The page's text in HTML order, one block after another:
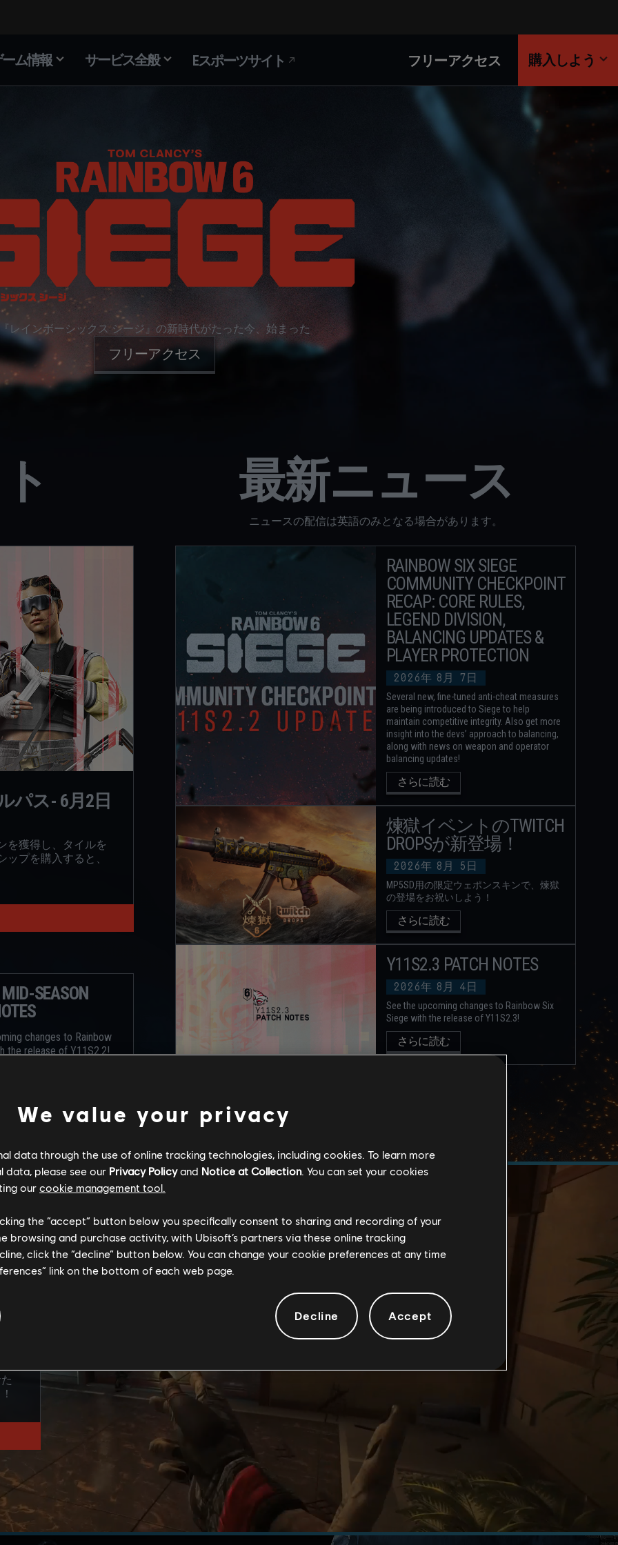
ム情報 サービス全般 Eスポーツサイト フリーアクセス 購入しよう
レインボーシックス シージ』の新時代がたった今、始まった
フリーアクセス
ルパス- 6月2日
を獲得し、タイルを
プを購入すると、
SEASON
changes to Rainbow
the release of Y11S2.2!
最新ニュース
ニュースの配信は英語のみとなる場合があります。
2026年 8月 7日
RAINBOW SIX SIEGE
COMMUNITY CHECKPOINT
RECAP: CORE RULES,
LEGEND DIVISION,
BALANCING UPDATES &
PLAYER PROTECTION
Several new, fine-tuned anti-cheat measures
are being introduced to Siege to help
maintain competitive integrity. Also get more
insight into the devs’ approach to balancing,
along with news on weapon and operator
balancing updates!
さらに読む
2026年 8月 5日
煉獄イベントのTWITCH
DROPSが新登場！
MP5SD用の限定ウェポンスキンで、煉獄
の登場をお祝いしよう！
さらに読む
2026年 8月 4日
Y11S2.3 PATCH NOTES
See the upcoming changes to Rainbow Six
Siege with the release of Y11S2.3!
さらに読む
We value your privacy
data through the use of online tracking technologies, including cookies. To learn more
data, please see our Privacy Policyand Notice at Collection. You can set your cookies
our cookie management tool.
the “accept” button below you specifically consent to sharing and recording of your
browsing and purchase activity, with Ubisoft’s partners via these online tracking
click the “decline” button below. You can change your cookie preferences at any time
link on the bottom of each web page.
Decline Accept